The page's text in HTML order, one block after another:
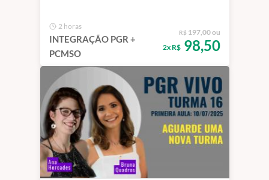
2 horas
INTEGRAÇÃO PGR +
PCMSO
R$ 197,00 ou
2x R$98,50